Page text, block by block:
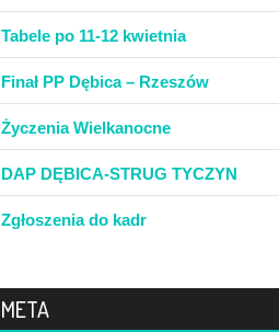
Tabele po 11-12 kwietnia
Finał PP Dębica – Rzeszów
Życzenia Wielkanocne
DAP DĘBICA-STRUG TYCZYN
Zgłoszenia do kadr
META